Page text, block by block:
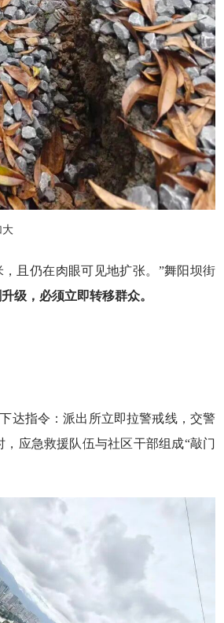
大
且仍在肉眼可见地扩张。”舞阳坝街
级，必须立即转移群众。
达指令：派出所立即拉警戒线，交警
应急救援队伍与社区干部组成“敲门